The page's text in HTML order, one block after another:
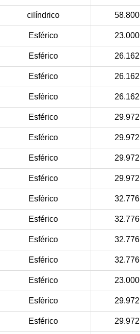
cilíndrico 58.800
Esférico 23.000
Esférico 26.162
Esférico 26.162
Esférico 26.162
Esférico 29.972
Esférico 29.972
Esférico 29.972
Esférico 29.972
Esférico 32.776
Esférico 32.776
Esférico 32.776
Esférico 32.776
Esférico 23.000
Esférico 29.972
Esférico 29.972